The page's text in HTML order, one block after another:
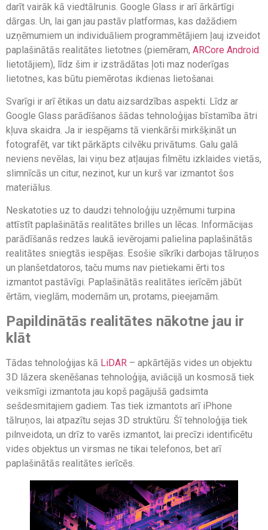
darīt vairāk kā viedtālrunis. Google Glass ir arī ārkārtīgi
dārgas. Un, lai gan jau pastāv platformas, kas dažādiem
uzņēmumiem un individuāliem programmētājiem ļauj izveidot
paplašinātās realitātes lietotnes (piemēram, ARCore Android
lietotājiem), līdz šim ir izstrādātas ļoti maz noderīgas
lietotnes, kas būtu piemērotas ikdienas lietošanai.
Svarīgi ir arī ētikas un datu aizsardzības aspekti. Līdz ar
Google Glass parādīšanos šādas tehnoloģijas bīstamība ātri
kļuva skaidra. Ja ir iespējams tā vienkārši mirkšķināt un
fotografēt, var tikt pārkāpts cilvēku privātums. Galu galā
neviens nevēlas, lai viņu bez atļaujas filmētu izklaides vietās,
slimnīcās un citur, nezinot, kur un kurš var izmantot šos
materiālus.
Neskatoties uz to daudzi tehnoloģiju uzņēmumi turpina
attīstīt paplašinātās realitātes brilles un lēcas. Informācijas
parādīšanās redzes laukā ievērojami palielina paplašinātās
realitātes sniegtās iespējas. Esošie sīkrīki darbojas tālruņos
un planšetdatoros, taču mums nav pietiekami ērti tos
izmantot pastāvīgi. Paplašinātās realitātes ierīcēm jābūt
ērtām, vieglām, modernām un, protams, pieejamām.
Papildinātās realitātes nākotne jau ir
klāt
Tādas tehnoloģijas kā LiDAR – apkārtējās vides un objektu
3D lāzera skenēšanas tehnoloģija, aviācijā un kosmosā tiek
veiksmīgi izmantota jau kopš pagājušā gadsimta
sešdesmitajiem gadiem. Tas tiek izmantots arī iPhone
tālruņos, lai atpazītu sejas 3D struktūru. Šī tehnoloģija tiek
pilnveidota, un drīz to varēs izmantot, lai precīzi identificētu
vides objektus un virsmas ne tikai telefonos, bet arī
paplašinātās realitātes ierīcēs.